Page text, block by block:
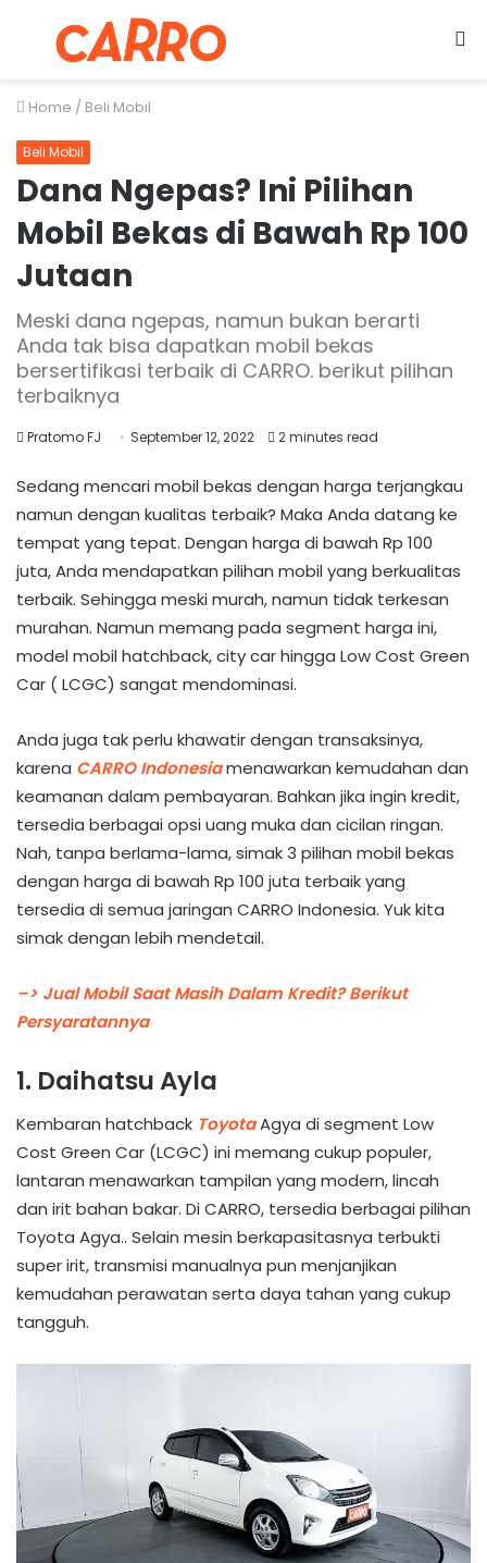
Menu
Home / Beli Mobil
Beli Mobil
Dana Ngepas? Ini Pilihan
Mobil Bekas di Bawah Rp 100
Jutaan
Meski dana ngepas, namun bukan berarti
Anda tak bisa dapatkan mobil bekas
bersertifikasi terbaik di CARRO. berikut pilihan
terbaiknya
Pratomo FJ September 12, 2022 2 minutes read
Sedang mencari mobil bekas dengan harga terjangkau
namun dengan kualitas terbaik? Maka Anda datang ke
tempat yang tepat. Dengan harga di bawah Rp 100
juta, Anda mendapatkan pilihan mobil yang berkualitas
terbaik. Sehingga meski murah, namun tidak terkesan
murahan. Namun memang pada segment harga ini,
model mobil hatchback, city car hingga Low Cost Green
Car ( LCGC) sangat mendominasi.
Anda juga tak perlu khawatir dengan transaksinya,
karena CARRO Indonesiamenawarkan kemudahan dan
keamanan dalam pembayaran. Bahkan jika ingin kredit,
tersedia berbagai opsi uang muka dan cicilan ringan.
Nah, tanpa berlama-lama, simak 3 pilihan mobil bekas
dengan harga di bawah Rp 100 juta terbaik yang
tersedia di semua jaringan CARRO Indonesia. Yuk kita
simak dengan lebih mendetail.
–> Jual Mobil Saat Masih Dalam Kredit? Berikut
Persyaratannya
1. Daihatsu Ayla
Kembaran hatchback ToyotaAgya di segment Low
Cost Green Car (LCGC) ini memang cukup populer,
lantaran menawarkan tampilan yang modern, lincah
dan irit bahan bakar. Di CARRO, tersedia berbagai pilihan
Toyota Agya.. Selain mesin berkapasitasnya terbukti
super irit, transmisi manualnya pun menjanjikan
kemudahan perawatan serta daya tahan yang cukup
tangguh.